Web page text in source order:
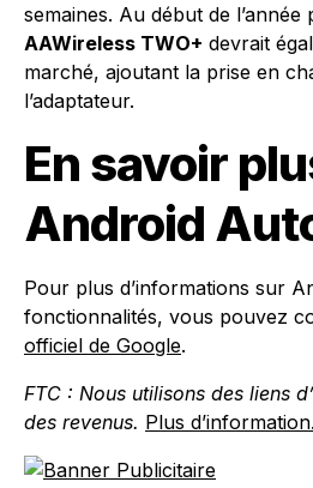
semaines. Au début de l’année
AAWireless TWO+ devrait
marché, ajoutant la prise en
l’adaptateur.
En savoir
Android
Pour plus d’informations sur
fonctionnalités, vous pouvez
officiel de Google.
FTC : Nous utilisons des liens
des revenus. Plus d’information.